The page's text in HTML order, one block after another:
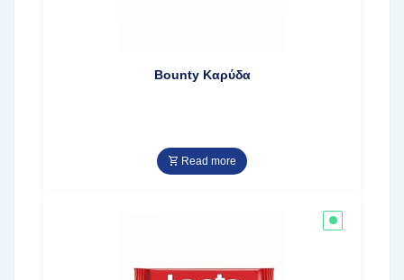
Bounty Καρύδα
Read more